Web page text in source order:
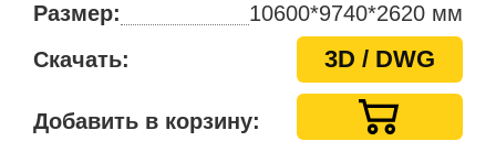
Размер:
10600*9740*2620 мм
Скачать:
3D / DWG
Добавить в корзину: